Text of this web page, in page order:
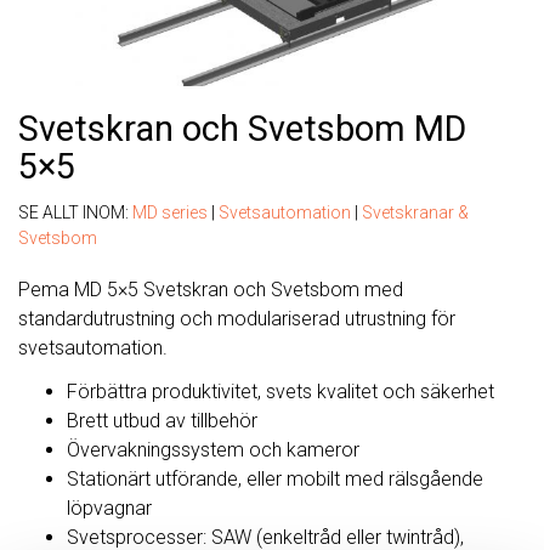
Svetskran och Svetsbom MD
5×5
SE ALLT INOM: MD series | Svetsautomation | Svetskranar &
Svetsbom
Pema MD 5×5 Svetskran och Svetsbom med
standardutrustning och modulariserad utrustning för
svetsautomation.
Förbättra produktivitet, svets kvalitet och säkerhet
Brett utbud av tillbehör
Övervakningssystem och kameror
Stationärt utförande, eller mobilt med rälsgående
löpvagnar
Svetsprocesser: SAW (enkeltråd eller twintråd),